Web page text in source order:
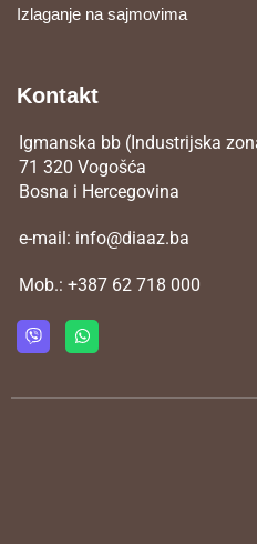
Izlaganje na sajmovima
Kontakt
Igmanska bb (Industrijska
71 320 Vogošća
Bosna i Hercegovina
e-mail: info@diaaz.ba
Mob.: +387 62 718 000